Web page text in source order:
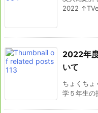
2022
2022年
いて
ちょくち
学５年生